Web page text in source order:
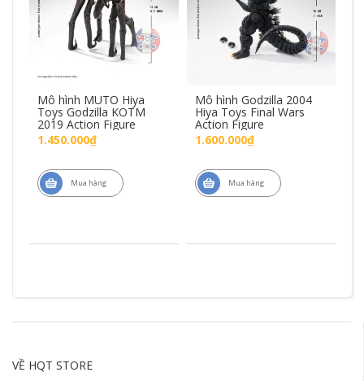
Mô hình MUTO Hiya
Toys Godzilla KOTM
2019 Action Figure
1.450.000₫
Mua hàng
Mô hình Godzilla 2004
Hiya Toys Final Wars
Action Figure
1.600.000₫
Mua hàng
VỀ HQT STORE